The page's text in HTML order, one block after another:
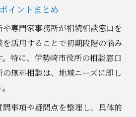
イントまとめ
専門家事務所が相続相談窓口を
活用することで初期段階の悩み
特に、伊勢崎市役所の相談窓口
無料相談は、地域ニーズに即し
事項や疑問点を整理し、具体的